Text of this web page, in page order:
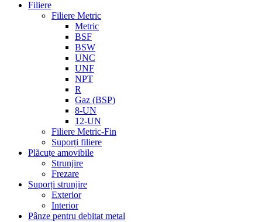
Filiere
Filiere Metric
Metric
BSF
BSW
UNC
UNF
NPT
R
Gaz (BSP)
8-UN
12-UN
Filiere Metric-Fin
Suporți filiere
Plăcuțe amovibile
Strunjire
Frezare
Suporți strunjire
Exterior
Interior
Pânze pentru debitat metal